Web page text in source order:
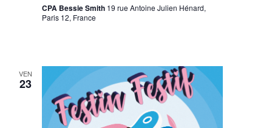
CPA Bessie Smith 19 rue Antoine Julien Hénard,
Paris 12, France
VEN
23